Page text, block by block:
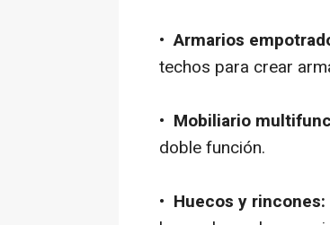
•Armarios
techos para crear
• Mobiliario
doble función.
• Huecos y rincones: